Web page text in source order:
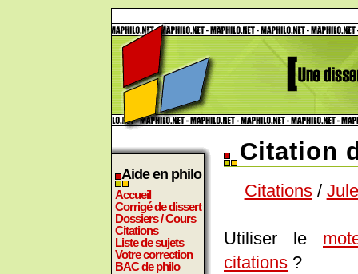
Aide en philo
Accueil
Corrigé de dissert
Dossiers / Cours
Citations
Liste de sujets
Votre correction
BAC de philo
Citation
Citations/
Utiliser le
citations ?